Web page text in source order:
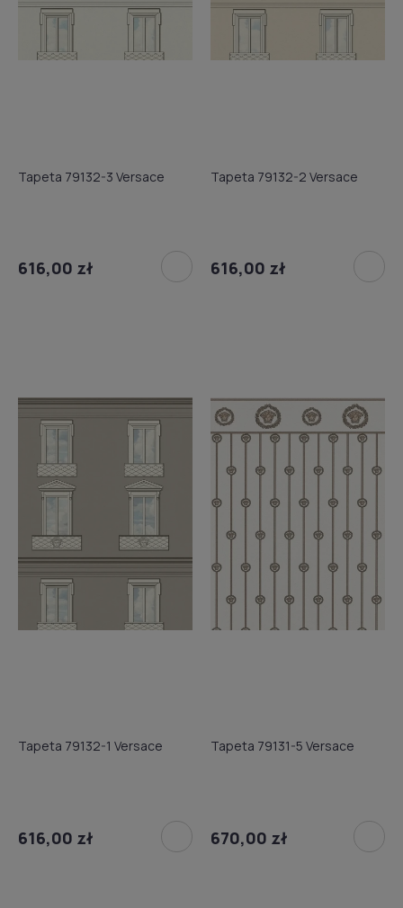
Tapeta 79132-3 Versace
616,00 zł
Tapeta 79132-2 Versace
616,00 zł
Tapeta 79132-1 Versace
616,00 zł
Tapeta 79131-5 Versace
670,00 zł